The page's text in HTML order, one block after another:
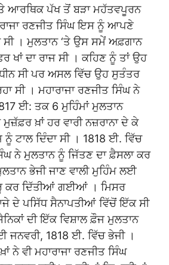
ਆਰਥਿਕ ਪੱਖ ਤੋਂ ਬੜਾ ਮਹੱਤਵਪੂਰਨ
ਰਣਜੀਤ ਸਿੰਘ ਇਸ ਨੂੰ ਆਪਣੇ
ਸੀ । ਮੁਲਤਾਨ ‘ਤੇ ਉਸ ਸਮੇਂ ਅਫ਼ਗਾਨ
ਖਾਂ ਦਾ ਰਾਜ ਸੀ । ਕਹਿਣ ਨੂੰ ਤਾਂ ਉਹ
ਸੀ ਪਰ ਅਸਲ ਵਿੱਚ ਉਹ ਸੁਤੰਤਰ
ਸੀ । ਮਹਾਰਾਜਾ ਰਣਜੀਤ ਸਿੰਘ ਨੇ
ਈ: ਤਕ 6 ਮੁਹਿੰਮਾਂ ਮੁਲਤਾਨ
ਖ਼ਾਂ ਹਰ ਵਾਰੀ ਨਜ਼ਰਾਨਾ ਦੇ ਕੇ
ਟਾਲ ਦਿੰਦਾ ਸੀ । 1818 ਈ. ਵਿੱਚ
ਨੇ ਮੁਲਤਾਨ ਨੂੰ ਜਿੱਤਣ ਦਾ ਫ਼ੈਸਲਾ ਕਰ
ਭੇਜੀ ਜਾਣ ਵਾਲੀ ਮੁਹਿੰਮ ਲਈ
ਕਰ ਦਿੱਤੀਆਂ ਗਈਆਂ । ਮਿਸਰ
ਦੇ ਪਸਿੱਧ ਸੈਨਾਪਤੀਆਂ ਵਿੱਚੋਂ ਇੱਕ ਸੀ
ਦੀ ਇੱਕ ਵਿਸ਼ਾਲ ਫ਼ੌਜ ਮੁਲਤਾਨ
1818 ਈ. ਵਿੱਚ ਭੇਜੀ ।
ਨੇ ਵੀ ਮਹਾਰਾਜਾ ਰਣਜੀਤ ਸਿੰਘ